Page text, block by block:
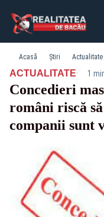
Acasă Știri Actualitate
ACTUALITATE· 1
Concedieri
români riscă
companii sunt